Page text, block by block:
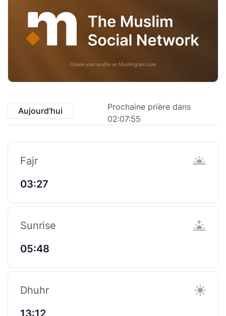
Aujourd'hui
Prochaine prière dans
02:07:55
Fajr
03:27
Sunrise
05:48
Dhuhr
13:12